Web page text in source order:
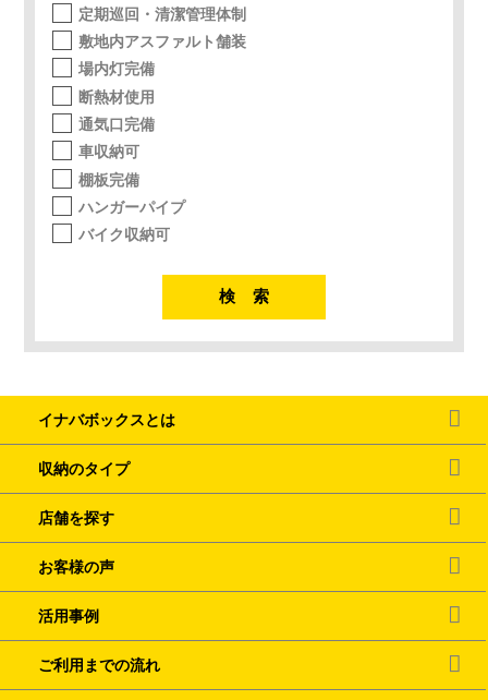
定期巡回・清潔管理体制
敷地内アスファルト舗装
場内灯完備
断熱材使用
通気口完備
車収納可
棚板完備
ハンガーパイプ
バイク収納可
イナバボックスとは
収納のタイプ
店舗を探す
お客様の声
活用事例
ご利用までの流れ